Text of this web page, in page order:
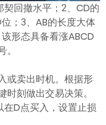
契回撤水平；2、CD的
；3、AB的长度大体
形态具备看涨ABCD
或卖出时机。根据形
刻做出交易决策。
D点买入，设置止损